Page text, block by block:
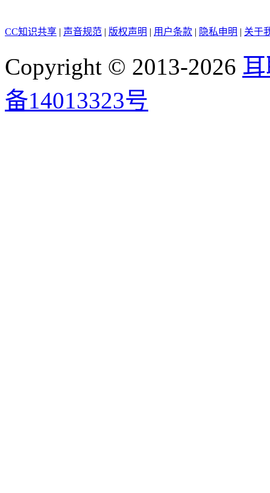
CC知识共享 | 声音规范 | 版权声明 | 用户条款 | 隐私申明 | 关于
Copyright © 2013-2026
备14013323号